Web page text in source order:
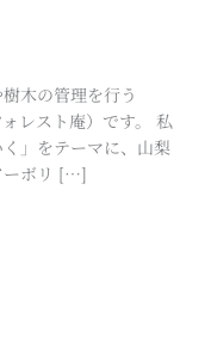
木の管理を行う
レスト庵）です。 私
」をテーマに、山梨
ーボリ […]